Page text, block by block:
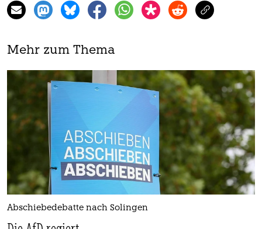
Mehr zum Thema
Abschiebedebatte nach Solingen